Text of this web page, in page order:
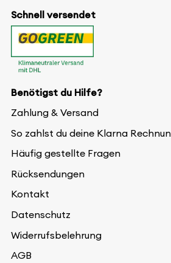
Benötigst du Hilfe?
Zahlung & Versand
So zahlst du deine Klarna
Häufig gestellte Fragen
Rücksendungen
Kontakt
Datenschutz
Widerrufsbelehrung
AGB
Schnell versendet